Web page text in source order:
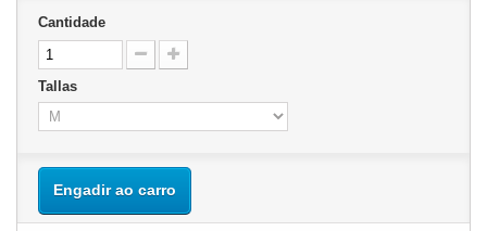
Cantidade
Tallas
Engadir ao carro